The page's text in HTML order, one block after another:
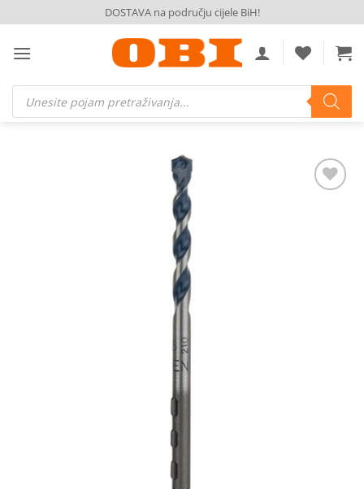
to
content
DOSTAVA na području cijele BiH!
Products
search